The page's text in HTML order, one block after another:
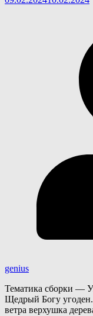
genius
Тематика сборки —
Щедрый Богу угоден.
ветра верхушка